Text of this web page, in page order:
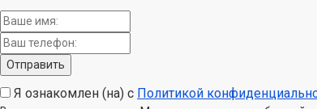
Я ознакомлен (на) с Политикой